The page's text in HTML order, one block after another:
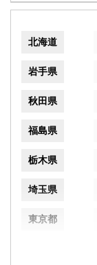
北海道
岩手県
秋田県
福島県
栃木県
埼玉県
東京都